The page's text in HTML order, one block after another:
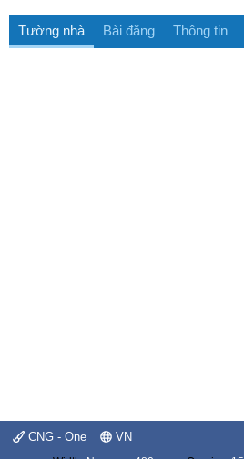
Tường nhà Bài đăng Thông tin
CNG - One VN